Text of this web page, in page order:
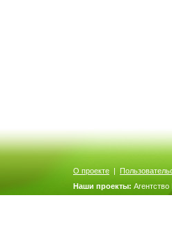
О проекте |
Наши проекты: